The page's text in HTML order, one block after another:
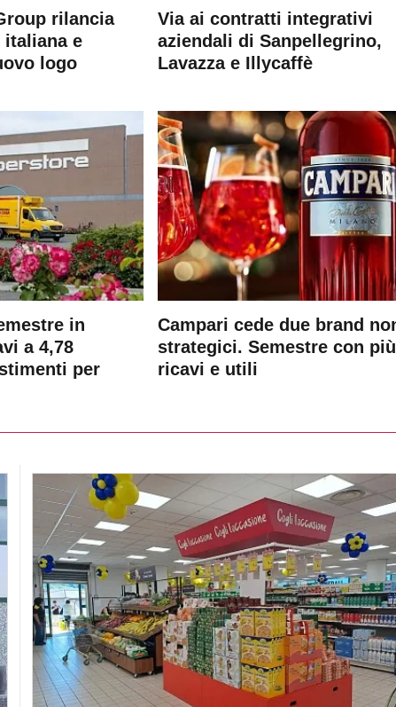
rilancia
italiana e
logo
Via ai contratti integrativi
aziendali di Sanpellegrino,
Lavazza e Illycaffè
in
a 4,78
per
Campari cede due brand
strategici. Semestre con più
ricavi e utili